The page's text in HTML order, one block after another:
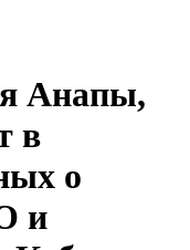
Анапы,
в
о
и